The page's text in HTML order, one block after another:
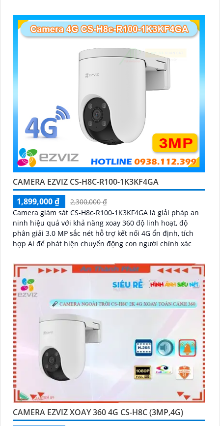
CAMERA EZVIZ CS-H8C-R100-1K3KF4GA
1,899,000 ₫
2,300,000 ₫
Camera giám sát CS-H8c-R100-1K3KF4GA là giải pháp an
ninh hiệu quả với khả năng xoay 360 độ linh hoạt, độ
phân giải 3.0 MP sắc nét hỗ trợ kết nối 4G ổn định, tích
hợp AI để phát hiện chuyển động con người chính xác
CAMERA EZVIZ XOAY 360 4G CS-H8C (3MP,4G)